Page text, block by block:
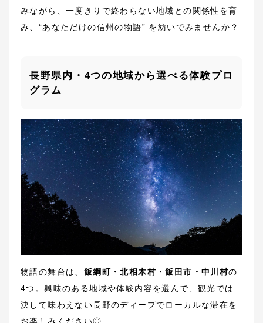
みながら、一度きりで終わらない地域との関係性を育
み、“あなただけの信州の物語” を紡いでみませんか？
長野県内・4つの地域から選べる体験プロ
グラム
物語の舞台は、 飯綱町・北相木村・飯田市・中川村の
4つ。興味のある地域や体験内容を選んで、観光では
決して味わえない長野のディープでローカルな滞在を
お楽しみください◎